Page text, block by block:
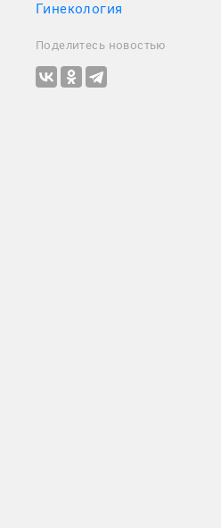
Гинекология
Поделитесь новостью